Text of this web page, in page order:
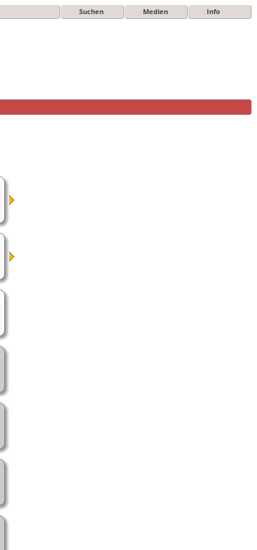
Suchen Medien Info